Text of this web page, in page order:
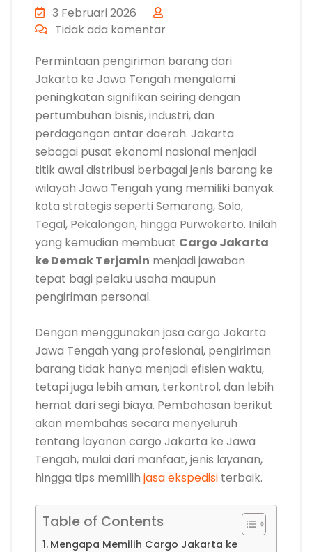
3 Februari 2026
Tidak ada komentar
Permintaan pengiriman barang dari
Jakarta ke Jawa Tengah mengalami
peningkatan signifikan seiring dengan
pertumbuhan bisnis, industri, dan
perdagangan antar daerah. Jakarta
sebagai pusat ekonomi nasional menjadi
titik awal distribusi berbagai jenis barang ke
wilayah Jawa Tengah yang memiliki banyak
kota strategis seperti Semarang, Solo,
Tegal, Pekalongan, hingga Purwokerto. Inilah
yang kemudian membuat Cargo Jakarta
ke Demak Terjamin menjadi jawaban
tepat bagi pelaku usaha maupun
pengiriman personal.
Dengan menggunakan jasa cargo Jakarta
Jawa Tengah yang profesional, pengiriman
barang tidak hanya menjadi efisien waktu,
tetapi juga lebih aman, terkontrol, dan lebih
hemat dari segi biaya. Pembahasan berikut
akan membahas secara menyeluruh
tentang layanan cargo Jakarta ke Jawa
Tengah, mulai dari manfaat, jenis layanan,
hingga tips memilih jasa ekspedisi terbaik.
Table of Contents
Mengapa Memilih Cargo Jakarta ke